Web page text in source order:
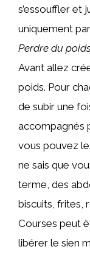
s’essouffler et
uniquement
Perdre du
Avant allez
poids. Pour
de subir une
accompagnés
vous pouvez
ne sais que
terme, des
biscuits, frites,
Courses peut
libérer le sien